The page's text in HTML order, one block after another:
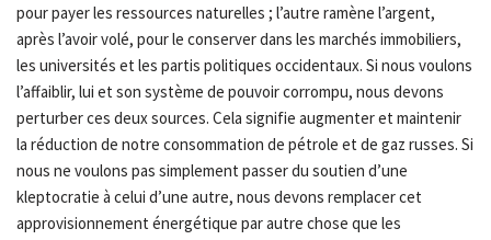
pour payer les ressources naturelles ; l’autre ramène l’argent,
après l’avoir volé, pour le conserver dans les marchés immobiliers,
les universités et les partis politiques occidentaux. Si nous voulons
l’affaiblir, lui et son système de pouvoir corrompu, nous devons
perturber ces deux sources. Cela signifie augmenter et maintenir
la réduction de notre consommation de pétrole et de gaz russes. Si
nous ne voulons pas simplement passer du soutien d’une
kleptocratie à celui d’une autre, nous devons remplacer cet
approvisionnement énergétique par autre chose que les